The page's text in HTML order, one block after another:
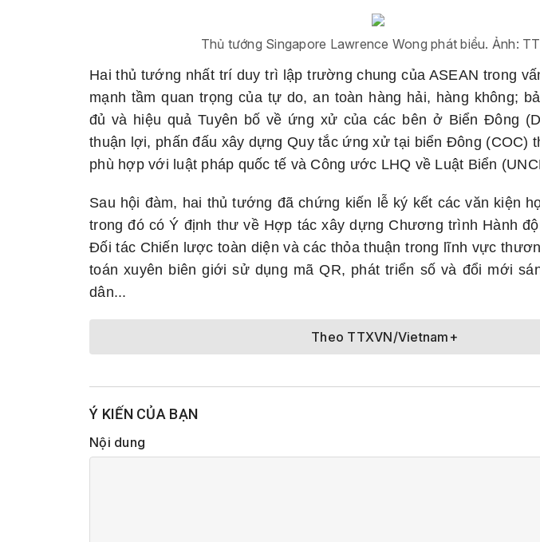
Thủ tướng Singapore Lawrence Wong phát biểu. Ảnh:
Hai thủ tướng nhất trí duy trì lập trường chung của ASEAN trong
mạnh tầm quan trọng của tự do, an toàn hàng hải, hàng không;
đủ và hiệu quả Tuyên bố về ứng xử của các bên ở Biển Đông
thuận lợi, phấn đấu xây dựng Quy tắc ứng xử tại biển Đông (COC)
phù hợp với luật pháp quốc tế và Công ước LHQ về Luật Biển
Sau hội đàm, hai thủ tướng đã chứng kiến lễ ký kết các văn kiện
trong đó có Ý định thư về Hợp tác xây dựng Chương trình Hành
Đối tác Chiến lược toàn diện và các thỏa thuận trong lĩnh vực
toán xuyên biên giới sử dụng mã QR, phát triển số và đổi mới
dân...
Theo TTXVN/Vietnam+
Ý KIẾN CỦA BẠN
Nội dung